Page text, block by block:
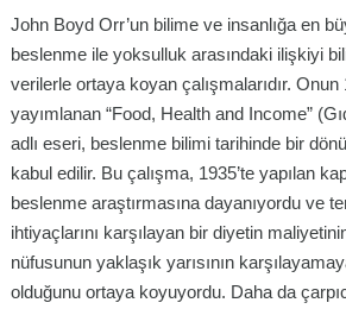
John Boyd Orr’un bilime ve insanlığa en
beslenme ile yoksulluk arasındaki ilişkiyi
verilerle ortaya koyan çalışmalarıdır. Onun
yayımlanan “Food, Health and Income”
adlı eseri, beslenme bilimi tarihinde bir
kabul edilir. Bu çalışma, 1935’te yapılan
beslenme araştırmasına dayanıyordu ve
ihtiyaçlarını karşılayan bir diyetin
nüfusunun yaklaşık yarısının
olduğunu ortaya koyuyordu. Daha da